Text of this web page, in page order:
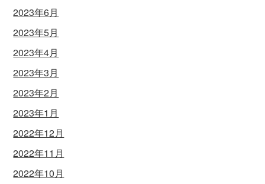
2023年6月
2023年5月
2023年4月
2023年3月
2023年2月
2023年1月
2022年12月
2022年11月
2022年10月